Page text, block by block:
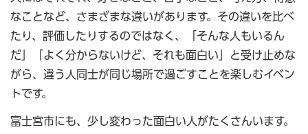
なことなど、さまざまな違いがあります。その違いを比べ
たり、評価したりするのではなく、「そんな人もいるん
だ」「よく分からないけど、それも面白い」と受け止めな
がら、違う人同士が同じ場所で過ごすことを楽しむイベン
トです。
富士宮市にも、少し変わった面白い人がたくさんいます。